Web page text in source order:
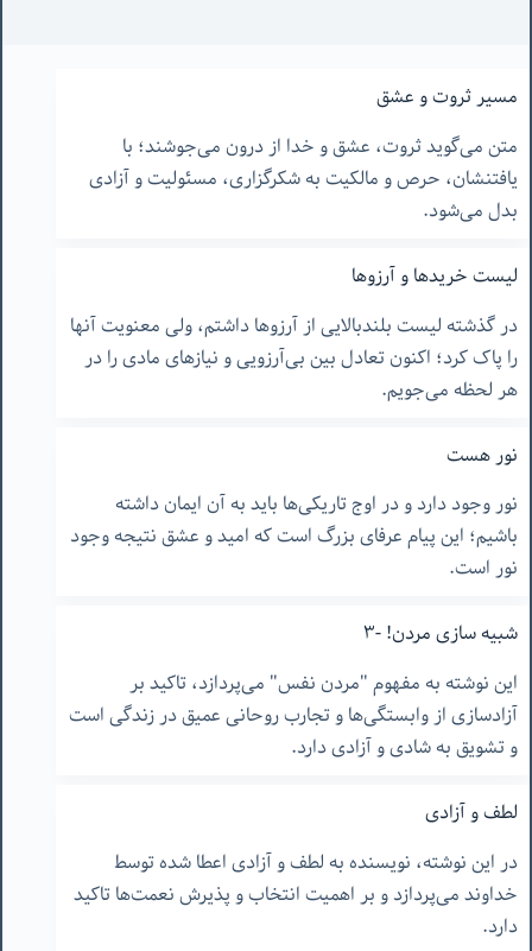
مسیر ثروت و عشق
متن می‌گوید ثروت، عشق و خدا از درون می‌جوشند؛ با
یافتنشان، حرص و مالکیت به شکرگزاری، مسئولیت و آزادی
بدل می‌شود.
لیست خریدها و آرزوها
در گذشته لیست بلندبالایی از آرزوها داشتم، ولی معنویت آنها
را پاک کرد؛ اکنون تعادل بین بی‌آرزویی و نیازهای مادی را در
هر لحظه می‌جویم.
نور هست
نور وجود دارد و در اوج تاریکی‌ها باید به آن ایمان داشته
باشیم؛ این پیام عرفای بزرگ است که امید و عشق نتیجه وجود
نور است.
شبیه سازی مردن! -٣
این نوشته به مفهوم "مردن نفس" می‌پردازد، تاکید بر
آزادسازی از وابستگی‌ها و تجارب روحانی عمیق در زندگی است
و تشویق به شادی و آزادی دارد.
لطف و آزادی
در این نوشته، نویسنده به لطف و آزادی اعطا شده توسط
خداوند می‌پردازد و بر اهمیت انتخاب و پذیرش نعمت‌ها تاکید
دارد.